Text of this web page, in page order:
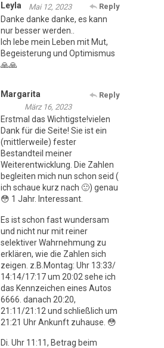
Leyla Reply
Mai 12, 2023
Danke danke danke, es kann
nur besser werden..
Ich lebe mein Leben mit Mut,
Begeisterung und Optimismus
🙏🙏
Margarita
Reply
März 16, 2023
Erstmal das Wichtigste!vielen
Dank für die Seite! Sie ist ein
(mittlerweile) fester
Bestandteil meiner
Weiterentwicklung. Die Zahlen
begleiten mich nun schon seid (
ich schaue kurz nach 🙂) genau
😳 1 Jahr. Interessant.
Es ist schon fast wundersam
und nicht nur mit reiner
selektiver Wahrnehmung zu
erklären, wie die Zahlen sich
zeigen. z.B.Montag: Uhr 13:33/
14:14/17:17 um 20:02 sehe ich
das Kennzeichen eines Autos
6666. danach 20:20,
21:11/21:12 und schließlich um
21:21 Uhr Ankunft zuhause. 😳
Di. Uhr 11:11, Betrag beim